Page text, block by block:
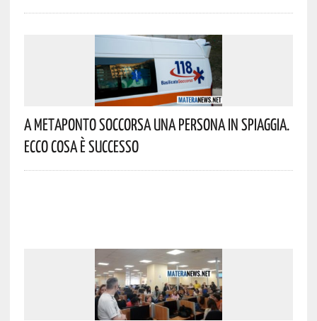
A Metaponto Soccorsa Una Persona In Spiaggia.
Ecco Cosa È Successo